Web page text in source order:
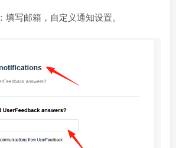
：填写邮箱，自定义通知设置。